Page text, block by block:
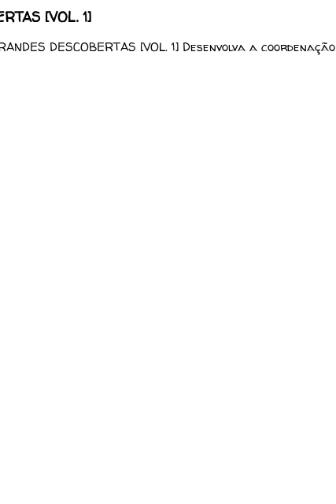
[VOL. 1]
DESCOBERTAS [VOL. 1] Desenvolva a coordenação